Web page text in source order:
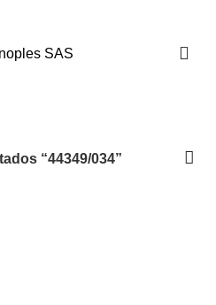
“44349/034”